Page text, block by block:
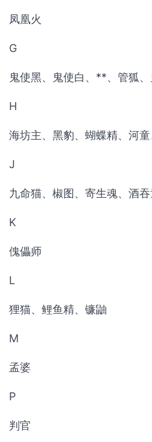
凤凰火
G
鬼使黑、鬼使白、**、管狐
H
海坊主、黑豹、蝴蝶精、河
J
九命猫、椒图、寄生魂、酒
K
傀儡师
L
狸猫、鲤鱼精、镰鼬
M
孟婆
P
判官